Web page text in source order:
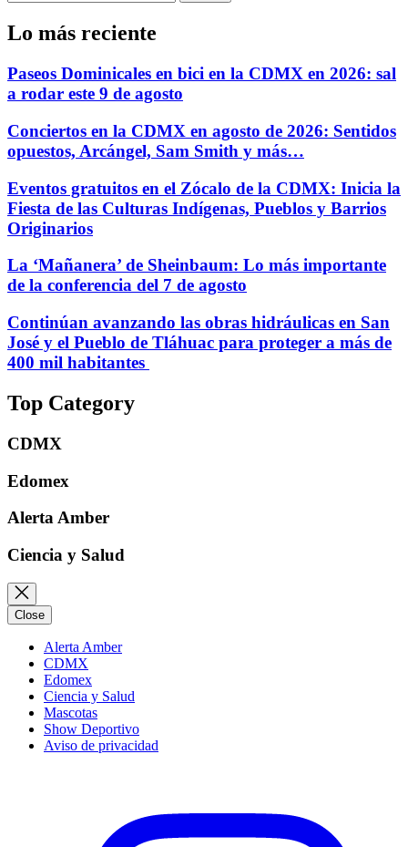
Lo más reciente
Paseos Dominicales en bici en la CDMX en 2026: sal
a rodar este 9 de agosto
Conciertos en la CDMX en agosto de 2026: Sentidos
opuestos, Arcángel, Sam Smith y más…
Eventos gratuitos en el Zócalo de la CDMX: Inicia la
Fiesta de las Culturas Indígenas, Pueblos y Barrios
Originarios
La ‘Mañanera’ de Sheinbaum: Lo más importante
de la conferencia del 7 de agosto
Continúan avanzando las obras hidráulicas en San
José y el Pueblo de Tláhuac para proteger a más de
400 mil habitantes
Top Category
CDMX
Edomex
Alerta Amber
Ciencia y Salud
Close
Alerta Amber
CDMX
Edomex
Ciencia y Salud
Mascotas
Show Deportivo
Aviso de privacidad